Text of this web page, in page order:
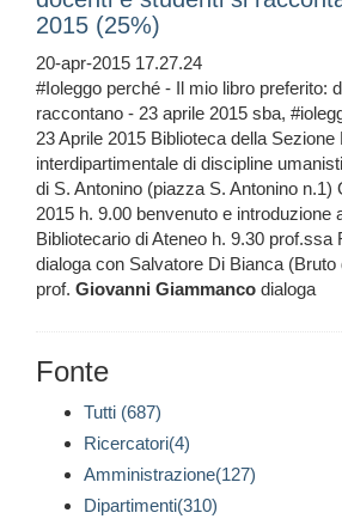
2015 (25%)
20-apr-2015 17.27.24
#Ioleggo perché - Il mio libro preferito:
raccontano - 23 aprile 2015 sba,
23 Aprile 2015 Biblioteca della Sezione
interdipartimentale di discipline
di S. Antonino (piazza S. Antonino n.1)
2015 h. 9.00 benvenuto e introduzione
Bibliotecario di Ateneo h. 9.30 prof.ssa
dialoga con Salvatore Di Bianca
prof. Giovanni Giammanco dialoga
Fonte
Tutti (687)
Ricercatori(4)
Amministrazione(127)
Dipartimenti(310)